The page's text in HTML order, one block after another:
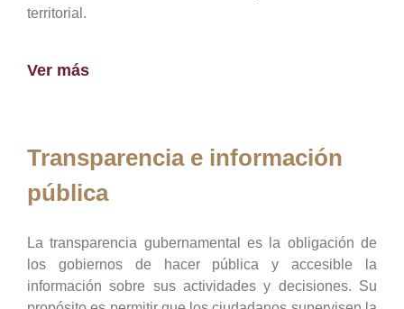
territorial.
Ver más
Transparencia e información
pública
La transparencia gubernamental es la obligación de
los gobiernos de hacer pública y accesible la
información sobre sus actividades y decisiones. Su